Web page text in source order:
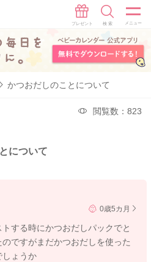
かつおだしのことについて
閲覧数：823
について
0歳5カ月
する時にかつおだしパックでと
ですがまだかつおだしを使った
しょうか